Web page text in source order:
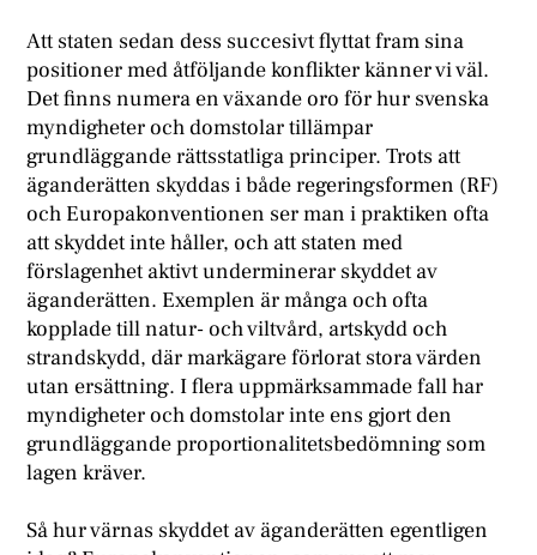
Att staten sedan dess succesivt flyttat fram sina
positioner med åtföljande konflikter känner vi väl.
Det finns numera en växande oro för hur svenska
myndigheter och domstolar tillämpar
grundläggande rättsstatliga principer. Trots att
äganderätten skyddas i både regeringsformen (RF)
och Europakonventionen ser man i praktiken ofta
att skyddet inte håller, och att staten med
förslagenhet aktivt underminerar skyddet av
äganderätten. Exemplen är många och ofta
kopplade till natur- och viltvård, artskydd och
strandskydd, där markägare förlorat stora värden
utan ersättning. I flera uppmärksammade fall har
myndigheter och domstolar inte ens gjort den
grundläggande proportionalitetsbedömning som
lagen kräver.
Så hur värnas skyddet av äganderätten egentligen